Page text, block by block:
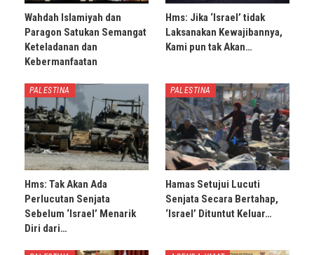
Wahdah Islamiyah dan
Paragon Satukan Semangat
Keteladanan dan
Kebermanfaatan
Hms: Jika ‘Israel’ tidak
Laksanakan Kewajibannya,
Kami pun tak Akan…
PALESTINA
Hms: Tak Akan Ada
Perlucutan Senjata
Sebelum ‘Israel’ Menarik
Diri dari…
PALESTINA
Hamas Setujui Lucuti
Senjata Secara Bertahap,
‘Israel’ Dituntut Keluar…